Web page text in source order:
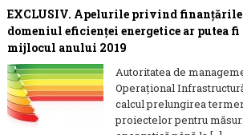
EXCLUSIV. Apelurile privind finanțările
domeniul eficienței energetice ar putea
mijlocul anului 2019
Autoritatea de
Operaţional
calcul prelungirea
proiectelor pentru